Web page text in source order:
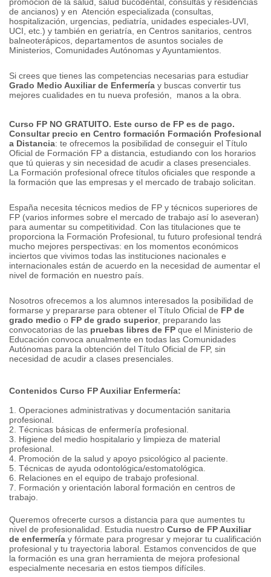
de ancianos) y en Atención especializada (consultas,
hospitalización, urgencias, pediatría, unidades especiales-UVI,
UCI, etc.) y también en geriatría, en Centros sanitarios, centros
balneoterápicos, departamentos de asuntos sociales de
Ministerios, Comunidades Autónomas y Ayuntamientos.
Si crees que tienes las competencias necesarias para estudiar
Grado Medio Auxiliar de Enfermería y buscas convertir tus
mejores cualidades en tu nueva profesión, manos a la obra.
Curso FP NO GRATUITO. Este curso de FP es de pago.
Consultar precio en Centro formación Formación Profesional
a Distancia: te ofrecemos la posibilidad de conseguir el Título
Oficial de Formación FP a distancia, estudiando con los horarios
que tú quieras y sin necesidad de acudir a clases presenciales.
La Formación profesional ofrece títulos oficiales que responde a
la formación que las empresas y el mercado de trabajo solicitan.
España necesita técnicos medios de FP y técnicos superiores de
FP (varios informes sobre el mercado de trabajo así lo aseveran)
para aumentar su competitividad. Con las titulaciones que te
proporciona la Formación Profesional, tu futuro profesional tendrá
mucho mejores perspectivas: en los momentos económicos
inciertos que vivimos todas las instituciones nacionales e
internacionales están de acuerdo en la necesidad de aumentar el
nivel de formación en nuestro país.
Nosotros ofrecemos a los alumnos interesados la posibilidad de
formarse y prepararse para obtener el Título Oficial de FP de
grado medio o FP de grado superior, preparando las
convocatorias de las pruebas libres de FP que el Ministerio de
Educación convoca anualmente en todas las Comunidades
Autónomas para la obtención del Título Oficial de FP, sin
necesidad de acudir a clases presenciales.
Contenidos Curso FP Auxiliar Enfermería:
1. Operaciones administrativas y documentación sanitaria
profesional.
2. Técnicas básicas de enfermería profesional.
3. Higiene del medio hospitalario y limpieza de material
profesional.
4. Promoción de la salud y apoyo psicológico al paciente.
5. Técnicas de ayuda odontológica/estomatológica.
6. Relaciones en el equipo de trabajo profesional.
7. Formación y orientación laboral formación en centros de
trabajo.
Queremos ofrecerte cursos a distancia para que aumentes tu
nivel de profesionalidad. Estudia nuestro Curso de FP Auxiliar
de enfermería y fórmate para progresar y mejorar tu cualificación
profesional y tu trayectoria laboral. Estamos convencidos de que
la formación es una gran herramienta de mejora profesional
especialmente necesaria en estos tiempos difíciles.